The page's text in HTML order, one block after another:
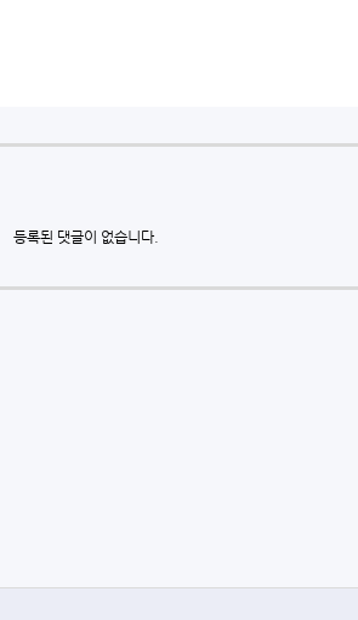
등록된 댓글이 없습니다.